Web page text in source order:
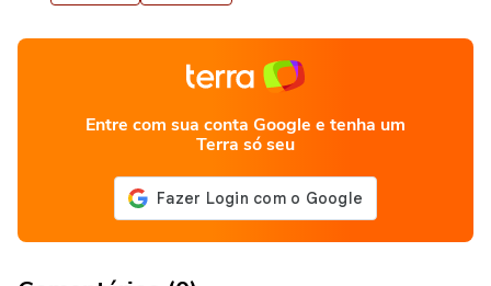
Entre com sua conta Google e tenha um
Terra só seu